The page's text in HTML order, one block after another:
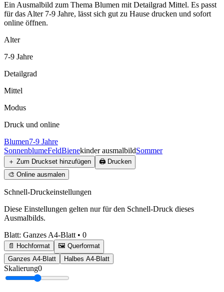
Ein Ausmalbild zum Thema Blumen mit Detailgrad Mittel. Es passt
für das Alter 7-9 Jahre, lässt sich gut zu Hause drucken und sofort
online öffnen.
Alter
7-9 Jahre
Detailgrad
Mittel
Modus
Druck und online
Blumen7-9 Jahre
SonnenblumeFeldBienekinder ausmalbildSommer
＋ Zum Druckset hinzufügen 🖨️ Drucken
🎨 Online ausmalen
Schnell-Druckeinstellungen
Diese Einstellungen gelten nur für den Schnell-Druck dieses
Ausmalbilds.
Blatt: Ganzes A4-Blatt • 0
📄 Hochformat
🖼️ Querformat
Ganzes A4-Blatt
Halbes A4-Blatt
Skalierung0